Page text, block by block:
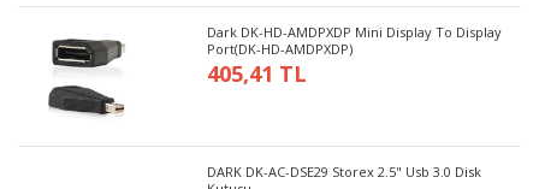
Dark DK-HD-AMDPXDP Mini Display To Display
Port(DK-HD-AMDPXDP)
405,41 TL
DARK DK-AC-DSE29 Storex 2.5" Usb 3.0 Disk